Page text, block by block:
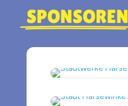
e
:
SPONSOREN